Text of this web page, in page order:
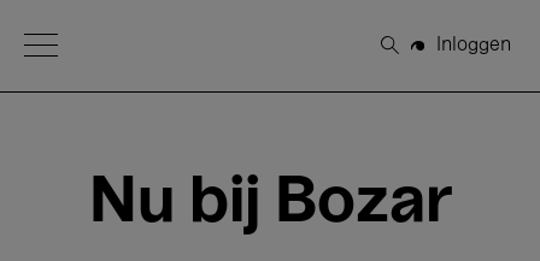
Open Menu
Zoeken
Inloggen
Nu bij Bozar